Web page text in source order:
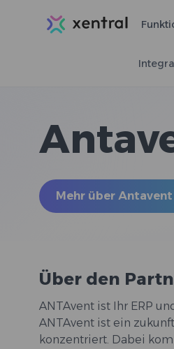
Xentral
Mehr über
Über den
ANTAvent ist Ihr ERP
ANTAvent ist ein
konzentriert. Dabei